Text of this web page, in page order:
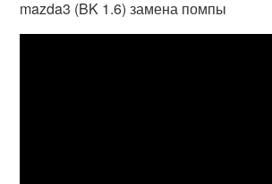
mazda3 (BK 1.6) замена помпы